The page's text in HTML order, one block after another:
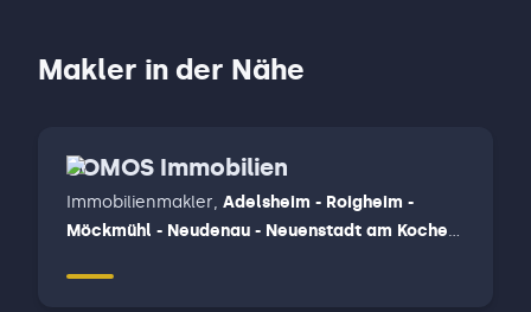
Makler in der Nähe
SOMOS Immobilien
Immobilienmakler, Adelsheim - Roigheim -
Möckmühl - Neudenau - Neuenstadt am Kocher,